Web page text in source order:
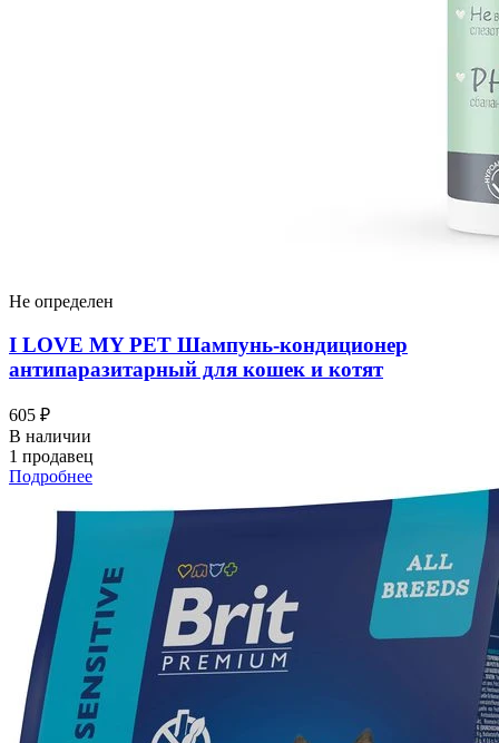
Не определен
I LOVЕ MY PET Шампунь-кондиционер
антипаразитарный для кошек и котят
605 ₽
В наличии
1 продавец
Подробнее